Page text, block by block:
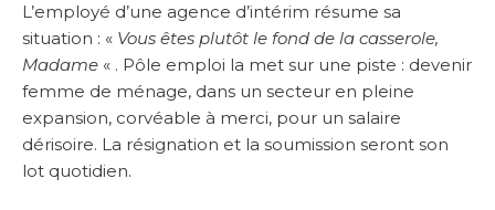
L’employé d’une agence d’intérim résume sa
situation : « Vous êtes plutôt le fond de la casserole,
Madame « . Pôle emploi la met sur une piste : devenir
femme de ménage, dans un secteur en pleine
expansion, corvéable à merci, pour un salaire
dérisoire. La résignation et la soumission seront son
lot quotidien.